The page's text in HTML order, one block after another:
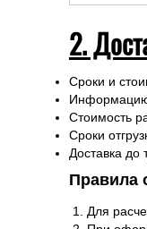
2.
Сроки и
Информацию
Стоимость
Сроки
Доставка
Правила
Для